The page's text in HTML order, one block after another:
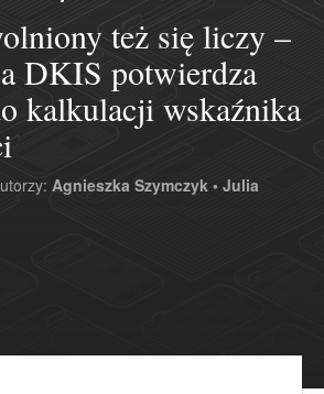
też się liczy –
DKIS potwierdza
kalkulacji wskaźnika
Agnieszka Szymczyk • Julia